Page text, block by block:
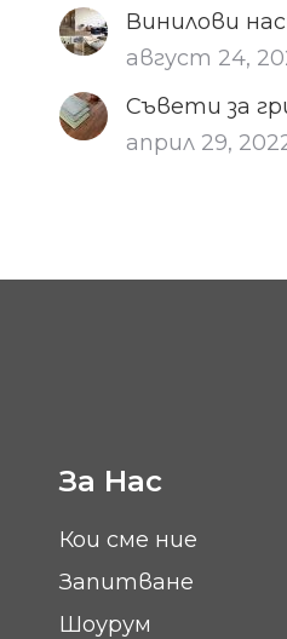
Винилови
август 24,
Съвети за
април 29,
За Нас
Кои сме ние
Запитване
Шоурум